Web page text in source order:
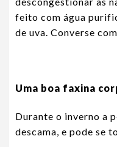
feito com água
de uva. Converse
Uma boa faxina
Durante o inverno a
descama, e pode se